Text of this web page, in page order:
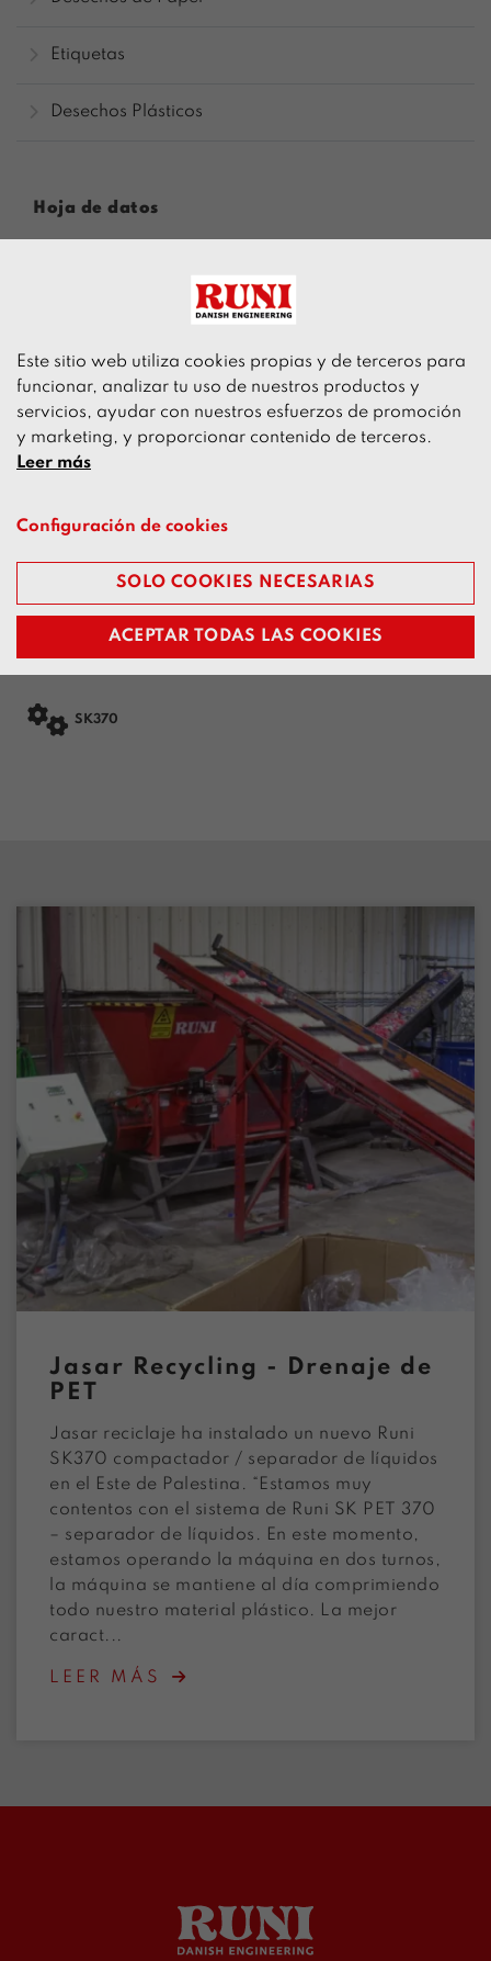
Etiquetas
Desechos Plásticos
Hoja de datos
Acepto que RUNI pueda utilizar mis datos para
contactarme
Máquinas
 SK370
Jasar Recycling - Drenaje de
PET
Jasar reciclaje ha instalado un nuevo Runi
SK370 compactador / separador de líquidos
en el Este de Palestina. “Estamos muy
contentos con el sistema de Runi SK PET 370
– separador de líquidos. En este momento,
estamos operando la máquina en dos turnos,
la máquina se mantiene al día comprimiendo
todo nuestro material plástico. La mejor
caract...
LEER MÁS
Este sitio web utiliza cookies propias y de terceros para
funcionar, analizar tu uso de nuestros productos y
servicios, ayudar con nuestros esfuerzos de promoción
y marketing, y proporcionar contenido de terceros.
Leer más
Configuración de cookies
SOLO COOKIES NECESARIAS
ACEPTAR TODAS LAS COOKIES